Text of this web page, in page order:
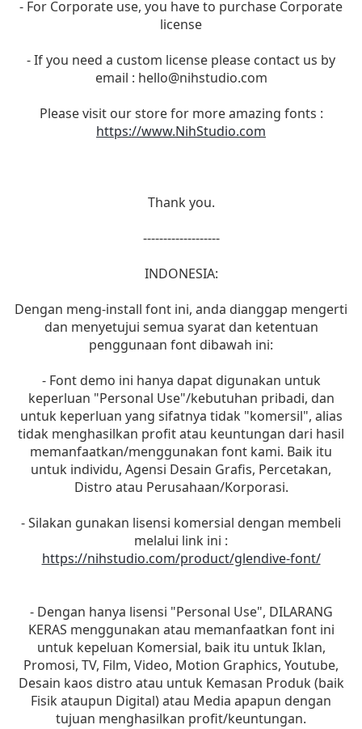
- For Corporate use, you have to purchase Corporate
license
- If you need a custom license please contact us by
email : hello@nihstudio.com
Please visit our store for more amazing fonts :
https://www.NihStudio.com
Thank you.
-------------------
INDONESIA:
Dengan meng-install font ini, anda dianggap mengerti
dan menyetujui semua syarat dan ketentuan
penggunaan font dibawah ini:
- Font demo ini hanya dapat digunakan untuk
keperluan "Personal Use"/kebutuhan pribadi, dan
untuk keperluan yang sifatnya tidak "komersil", alias
tidak menghasilkan profit atau keuntungan dari hasil
memanfaatkan/menggunakan font kami. Baik itu
untuk individu, Agensi Desain Grafis, Percetakan,
Distro atau Perusahaan/Korporasi.
- Silakan gunakan lisensi komersial dengan membeli
melalui link ini :
https://nihstudio.com/product/glendive-font/
- Dengan hanya lisensi "Personal Use", DILARANG
KERAS menggunakan atau memanfaatkan font ini
untuk kepeluan Komersial, baik itu untuk Iklan,
Promosi, TV, Film, Video, Motion Graphics, Youtube,
Desain kaos distro atau untuk Kemasan Produk (baik
Fisik ataupun Digital) atau Media apapun dengan
tujuan menghasilkan profit/keuntungan.